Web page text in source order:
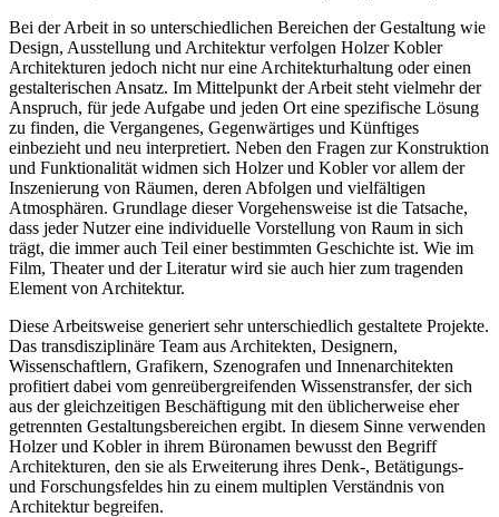
Bei der Arbeit in so unterschiedlichen Bereichen der Gestaltung wie
Design, Ausstellung und Architektur verfolgen Holzer Kobler
Architekturen jedoch nicht nur eine Architekturhaltung oder einen
gestalterischen Ansatz. Im Mittelpunkt der Arbeit steht vielmehr der
Anspruch, für jede Aufgabe und jeden Ort eine spezifische Lösung
zu finden, die Vergangenes, Gegenwärtiges und Künftiges
einbezieht und neu interpretiert. Neben den Fragen zur Konstruktion
und Funktionalität widmen sich Holzer und Kobler vor allem der
Inszenierung von Räumen, deren Abfolgen und vielfältigen
Atmosphären. Grundlage dieser Vorgehensweise ist die Tatsache,
dass jeder Nutzer eine individuelle Vorstellung von Raum in sich
trägt, die immer auch Teil einer bestimmten Geschichte ist. Wie im
Film, Theater und der Literatur wird sie auch hier zum tragenden
Element von Architektur.
Diese Arbeitsweise generiert sehr unterschiedlich gestaltete Projekte.
Das transdisziplinäre Team aus Architekten, Designern,
Wissenschaftlern, Grafikern, Szenografen und Innenarchitekten
profitiert dabei vom genreübergreifenden Wissenstransfer, der sich
aus der gleichzeitigen Beschäftigung mit den üblicherweise eher
getrennten Gestaltungsbereichen ergibt. In diesem Sinne verwenden
Holzer und Kobler in ihrem Büronamen bewusst den Begriff
Architekturen, den sie als Erweiterung ihres Denk-, Betätigungs-
und Forschungsfeldes hin zu einem multiplen Verständnis von
Architektur begreifen.